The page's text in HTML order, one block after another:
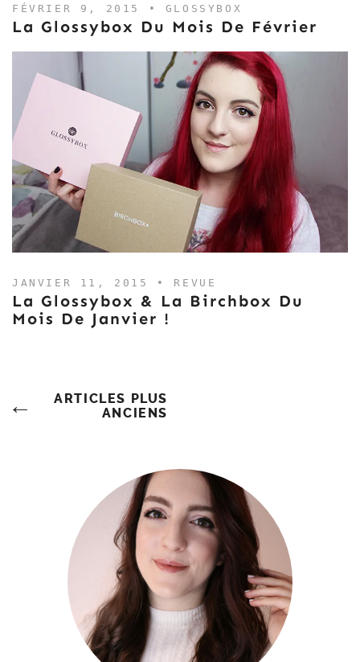
FÉVRIER 9, 2015 • GLOSSYBOX
La Glossybox Du Mois De Février
JANVIER 11, 2015 • REVUE
La Glossybox & La Birchbox Du
Mois De Janvier !
Navigation
ARTICLES PLUS
ANCIENS